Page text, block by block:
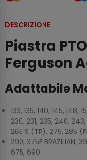
DESCRIZIONE
Piastra
Ferguson
Adattabile
133, 135, 140, 145, 148,
230, 231, 235, 240,
265 S (TR), 275, 285
290, 375E BRAZILIAN,
675, 690